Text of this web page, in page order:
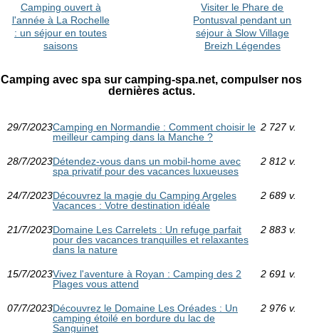
Camping ouvert à
l'année à La Rochelle
: un séjour en toutes
saisons
Visiter le Phare de
Pontusval pendant un
séjour à Slow Village
Breizh Légendes
Camping avec spa sur camping-spa.net, compulser nos
dernières actus.
29/7/2023Camping en Normandie : Comment choisir le
meilleur camping dans la Manche ?
2 727 v.
28/7/2023Détendez-vous dans un mobil-home avec
spa privatif pour des vacances luxueuses
2 812 v.
24/7/2023Découvrez la magie du Camping Argeles
Vacances : Votre destination idéale
2 689 v.
21/7/2023Domaine Les Carrelets : Un refuge parfait
pour des vacances tranquilles et relaxantes
dans la nature
2 883 v.
15/7/2023Vivez l'aventure à Royan : Camping des 2
Plages vous attend
2 691 v.
07/7/2023Découvrez le Domaine Les Oréades : Un
camping étoilé en bordure du lac de
Sanguinet
2 976 v.